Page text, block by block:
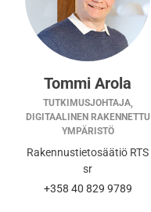
Tommi Arola
TUTKIMUSJOHTAJA,
DIGITAALINEN RAKENNETTU
YMPÄRISTÖ
Rakennustietosäätiö RTS
sr
+358 40 829 9789